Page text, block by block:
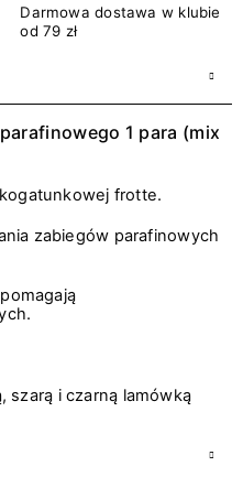
Darmowa dostawa w klubie
od 79 zł
1 para (mix
frotte.
zabiegów parafinowych
szarą i czarną lamówką